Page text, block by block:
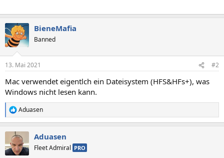
BieneMafia
Banned
13. Mai 2021 #2
Mac verwendet eigentlch ein Dateisystem (HFS&HFs+), was
Windows nicht lesen kann.
R
e
t
i
Aduasen
Aduasen
Fleet Admiral PRO